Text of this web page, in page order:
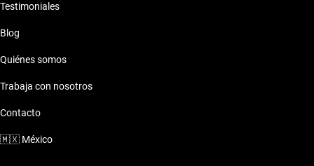
Testimoniales
Blog
Quiénes somos
Trabaja con nosotros
Contacto
🇲🇽 México